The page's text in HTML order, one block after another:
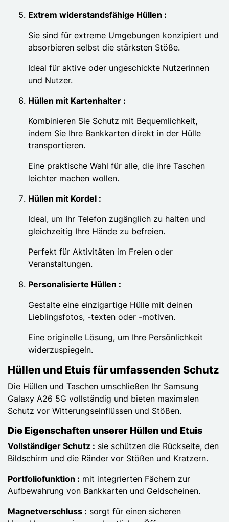
Extrem widerstandsfähige Hüllen :
Sie sind für extreme Umgebungen konzipiert und
absorbieren selbst die stärksten Stöße.
Ideal für aktive oder ungeschickte Nutzerinnen
und Nutzer.
Hüllen mit Kartenhalter :
Kombinieren Sie Schutz mit Bequemlichkeit,
indem Sie Ihre Bankkarten direkt in der Hülle
transportieren.
Eine praktische Wahl für alle, die ihre Taschen
leichter machen wollen.
Hüllen mit Kordel :
Ideal, um Ihr Telefon zugänglich zu halten und
gleichzeitig Ihre Hände zu befreien.
Perfekt für Aktivitäten im Freien oder
Veranstaltungen.
Personalisierte Hüllen :
Gestalte eine einzigartige Hülle mit deinen
Lieblingsfotos, -texten oder -motiven.
Eine originelle Lösung, um Ihre Persönlichkeit
widerzuspiegeln.
Hüllen und Etuis für umfassenden Schutz
Die Hüllen und Taschen umschließen Ihr Samsung
Galaxy A26 5G vollständig und bieten maximalen
Schutz vor Witterungseinflüssen und Stößen.
Die Eigenschaften unserer Hüllen und Etuis
Vollständiger Schutz : sie schützen die Rückseite, den
Bildschirm und die Ränder vor Stößen und Kratzern.
Portfoliofunktion : mit integrierten Fächern zur
Aufbewahrung von Bankkarten und Geldscheinen.
Magnetverschluss : sorgt für einen sicheren